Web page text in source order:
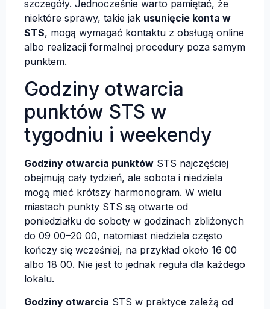
szczegóły. Jednocześnie warto pamiętać, że
niektóre sprawy, takie jak usunięcie konta w
STS, mogą wymagać kontaktu z obsługą online
albo realizacji formalnej procedury poza samym
punktem.
Godziny otwarcia
punktów STS w
tygodniu i weekendy
Godziny otwarcia punktów STS najczęściej
obejmują cały tydzień, ale sobota i niedziela
mogą mieć krótszy harmonogram. W wielu
miastach punkty STS są otwarte od
poniedziałku do soboty w godzinach zbliżonych
do 09 00–20 00, natomiast niedziela często
kończy się wcześniej, na przykład około 16 00
albo 18 00. Nie jest to jednak reguła dla każdego
lokalu.
Godziny otwarcia STS w praktyce zależą od